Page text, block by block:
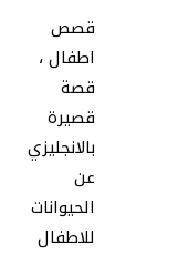
قصص
اطفال ،
قصة
قصيرة
بالانجليزي
عن
الحيوانات
للاطفال